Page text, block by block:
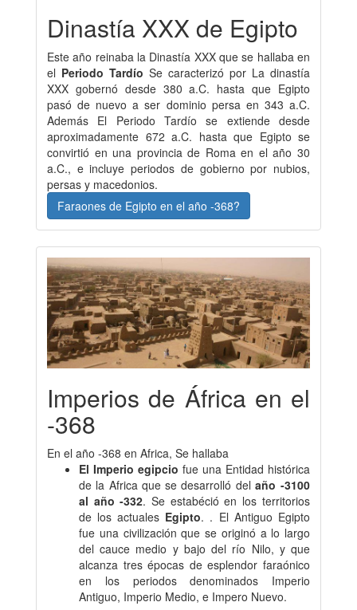
Dinastía XXX de Egipto
Este año reinaba la Dinastía XXX que se hallaba en
el Periodo Tardío Se caracterizó por La dinastía
XXX gobernó desde 380 a.C. hasta que Egipto
pasó de nuevo a ser dominio persa en 343 a.C.
Además El Periodo Tardío se extiende desde
aproximadamente 672 a.C. hasta que Egipto se
convirtió en una provincia de Roma en el año 30
a.C., e incluye periodos de gobierno por nubios,
persas y macedonios.
Faraones de Egipto en el año -368?
Imperios de África en el
-368
En el año -368 en Africa, Se hallaba
El Imperio egipcio fue una Entidad histórica
de la Africa que se desarrolló del año -3100
al año -332. Se estabéció en los territorios
de los actuales Egipto. . El Antiguo Egipto
fue una civilización que se originó a lo largo
del cauce medio y bajo del río Nilo, y que
alcanza tres épocas de esplendor faraónico
en los periodos denominados Imperio
Antiguo, Imperio Medio, e Impero Nuevo.